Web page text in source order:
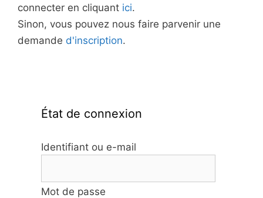
connecter en cliquant ici.
Sinon, vous pouvez nous faire parvenir une
demande d'inscription.
État de connexion
Identifiant ou e-mail
Mot de passe